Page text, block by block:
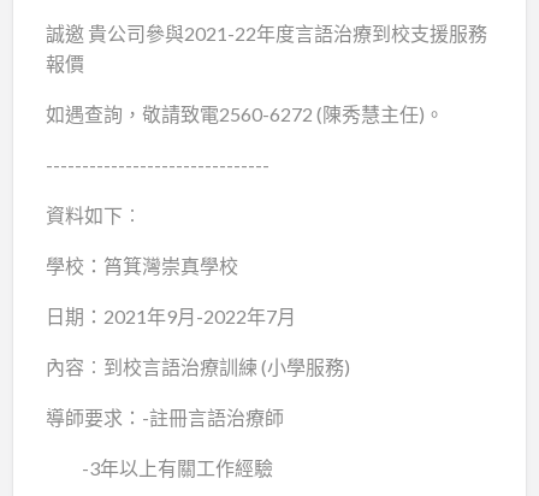
誠邀 貴公司參與2021-22年度言語治療到校支援服務
報價
如遇查詢，敬請致電2560-6272 (陳秀慧主任)。
-------------------------------
資料如下︰
學校：筲箕灣崇真學校
日期：2021年9月-2022年7月
內容︰到校言語治療訓練 (小學服務)
導師要求：-註冊言語治療師
-3年以上有關工作經驗